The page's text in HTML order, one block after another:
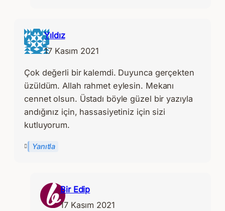
Yıldız
17 Kasım 2021
Çok değerli bir kalemdi. Duyunca gerçekten
üzüldüm. Allah rahmet eylesin. Mekanı
cennet olsun. Üstadı böyle güzel bir yazıyla
andığınız için, hassasiyetiniz için sizi
kutluyorum.
Yanıtla
Bir Edip
17 Kasım 2021